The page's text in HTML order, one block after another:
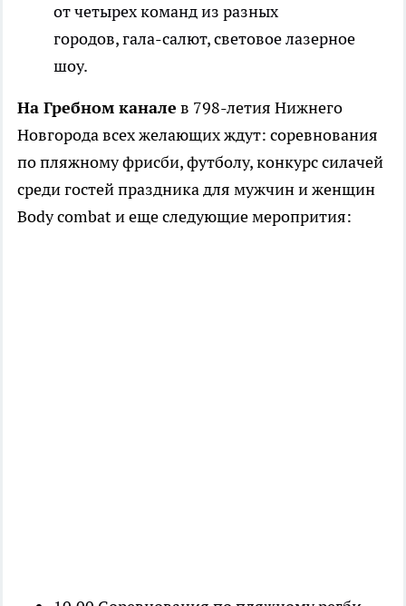
от четырех команд из разных
городов, гала-салют, световое лазерное
шоу.
На Гребном канале в 798-летия Нижнего
Новгорода всех желающих ждут: соревнования
по пляжному фрисби, футболу, конкурс силачей
среди гостей праздника для мужчин и женщин
Body combat и еще следующие меропрития: